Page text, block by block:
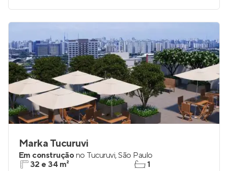
Marka Tucuruvi
Em construçãono Tucuruvi,São Paulo
32 e 34 m²
1